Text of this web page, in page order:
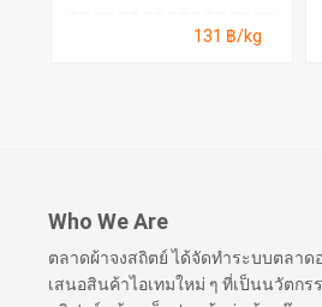
131 ฿/kg
Who We Are
ตลาดผ้าจงสถิตย์ ได้จัดทำระบบตลา
เสนอสินค้าไอเทมใหม่ ๆ ที่เป็นนวัตก